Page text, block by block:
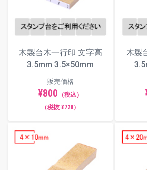
木製台木一行印 文字高
3.5mm 3.5×50mm
販売価格
¥800 （税込）
（税抜 ¥728）
木製